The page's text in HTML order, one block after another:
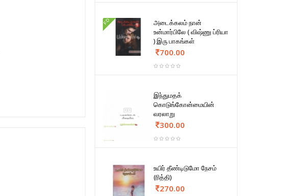
FD
அடைக்கலம் நான்
உன்மார்பிலே ( விஷ்ணு ப்ரியா
) இரு பாகங்கள்
700.00
இந்துமதக்
கொடுங்கோன்மையின்
வரலாறு
300.00
உயிர் தீண்டிடுமோ நேசம்
(ரித்தி)
270.00